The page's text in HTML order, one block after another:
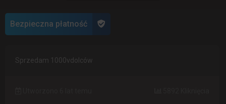
Bezpieczna płatność
Sprzedam 1000vdolców